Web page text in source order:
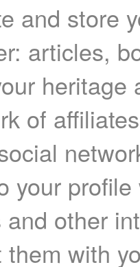
and store
articles,
heritage
of
your
and other
them with